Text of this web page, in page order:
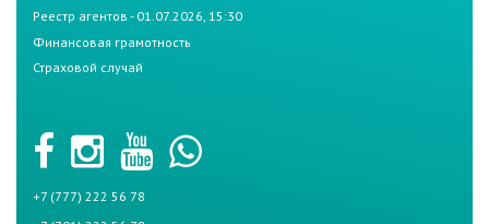
Реестр агентов - 01.07.2026, 15:30
Финансовая грамотность
Страховой случай
+7 (777) 222 56 78